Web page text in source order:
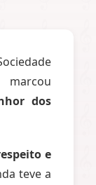
dos
e
teve a